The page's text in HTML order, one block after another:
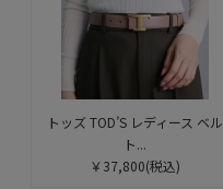
トッズ TOD’S レディース ベル
ト...
￥37,800(税込)